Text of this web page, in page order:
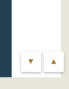
▲
▼